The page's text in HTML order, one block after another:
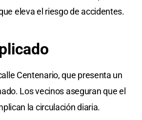
eleva el riesgo de accidentes.
Centenario, que presenta un
Los vecinos aseguran que el
la circulación diaria.